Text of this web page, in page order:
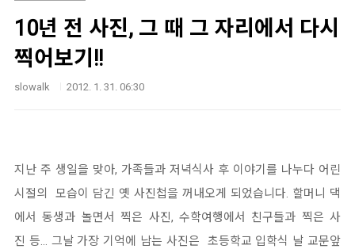
10년 전 사진, 그 때 그 자리에서 다시
찍어보기!!
slowalk 2012. 1. 31. 06:30
지난 주 생일을 맞아, 가족들과 저녁식사 후 이야기를 나누다 어린
시절의 모습이 담긴 옛 사진첩을 꺼내오게 되었습니다. 할머니 댁
에서 동생과 놀면서 찍은 사진, 수학여행에서 친구들과 찍은 사
진 등... 그날 가장 기억에 남는 사진은 초등학교 입학식 날 교문앞